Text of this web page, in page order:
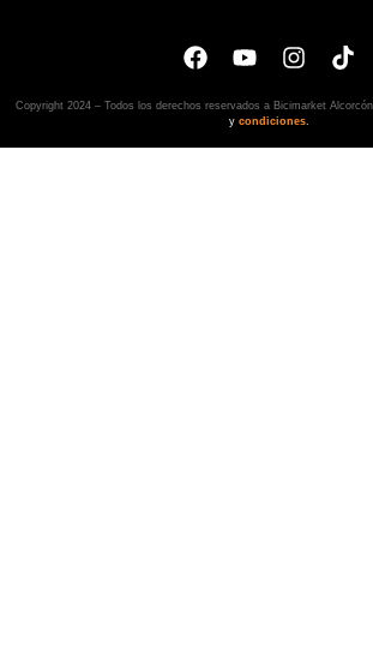
Copyright 2024 – Todos los derechos reservados a Bicimarket
y condiciones.